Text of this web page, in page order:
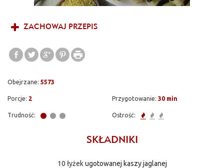
ZACHOWAJ PRZEPIS
Obejrzane: 5573
Porcje: 2 Przygotowanie: 30 min
Trudność: Ostrość:
SKŁADNIKI
10 łyżek ugotowanej kaszy jaglanej